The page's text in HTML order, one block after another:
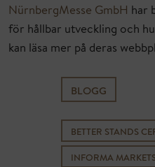
NürnbergMesse GmbH har
för hållbar utveckling och
kan läsa mer på deras
BLOGG
BETTER STANDS
INFORMA